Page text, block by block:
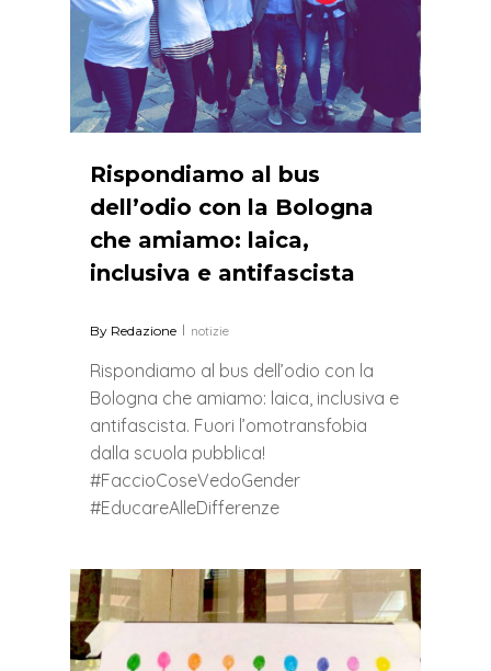
Rispondiamo al bus
dell’odio con la Bologna
che amiamo: laica,
inclusiva e antifascista
By Redazione notizie
Rispondiamo al bus dell’odio con la
Bologna che amiamo: laica, inclusiva e
antifascista. Fuori l’omotransfobia
dalla scuola pubblica!
#FaccioCoseVedoGender
#EducareAlleDifferenze
0